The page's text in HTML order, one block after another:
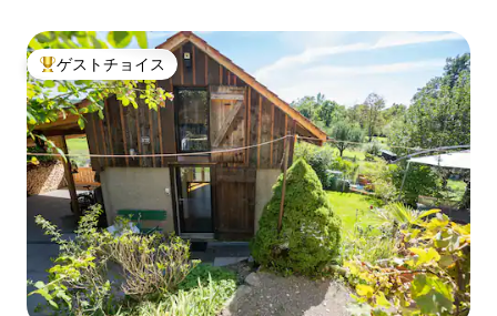
大好評のゲストチョイスです。
ゲストチョイス